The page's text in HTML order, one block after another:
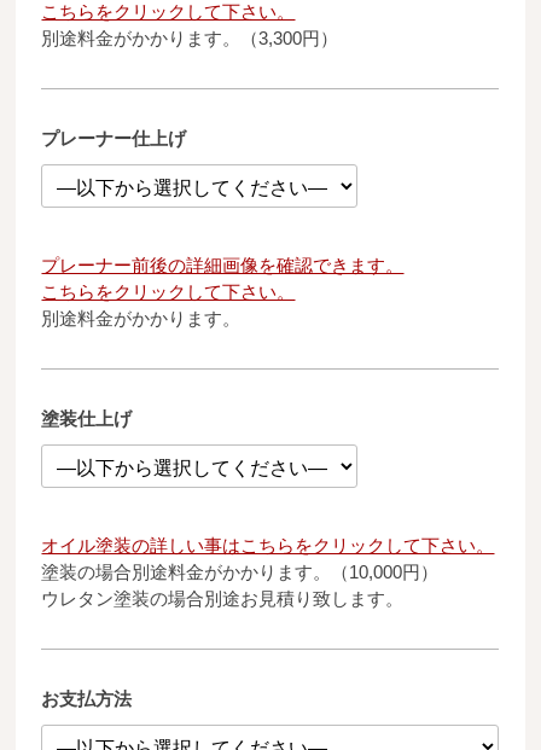
こちらをクリックして下さい。
別途料金がかかります。（3,300円）
プレーナー仕上げ
プレーナー前後の詳細画像を確認できます。
こちらをクリックして下さい。
別途料金がかかります。
塗装仕上げ
オイル塗装の詳しい事はこちらをクリックして下さい。
塗装の場合別途料金がかかります。（10,000円）
ウレタン塗装の場合別途お見積り致します。
お支払方法